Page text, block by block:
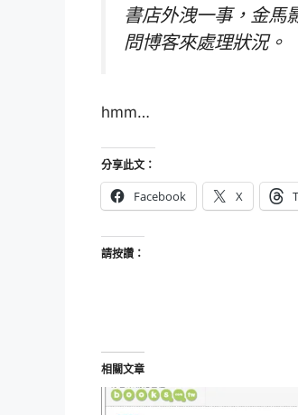
書店外洩一事，金馬
問博客來處理狀況。
hmm…
分享此文：
Facebook X
請按讚：
相關文章